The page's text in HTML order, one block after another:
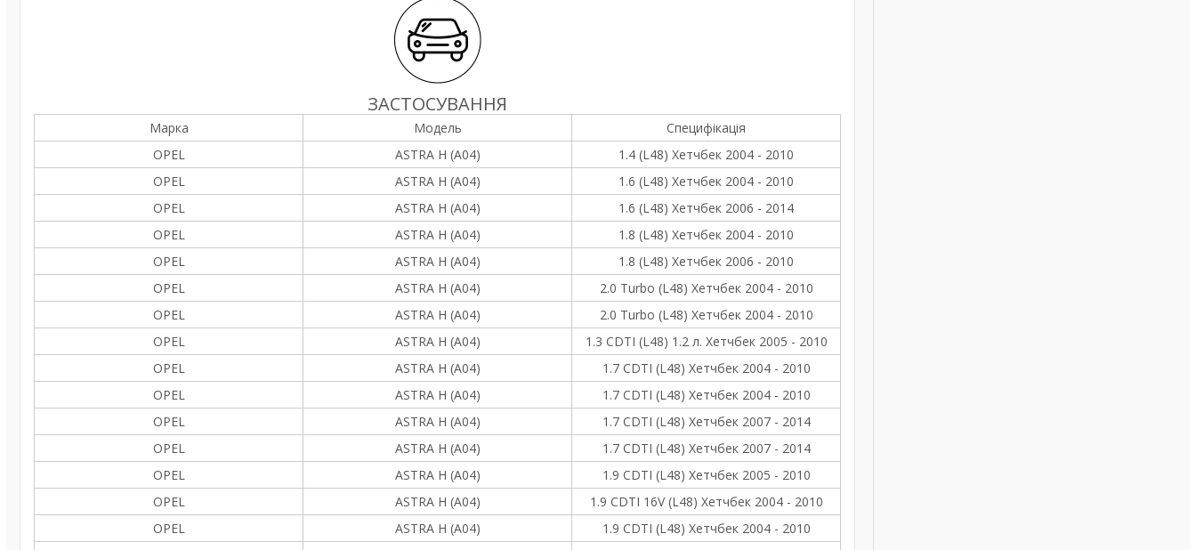
ЗАСТОСУВАННЯ
Марка Модель
Специфікація
OPEL
ASTRA H (A04)
1.4 (L48) Хетчбек 2004 - 2010
OPEL
ASTRA H (A04)
1.6 (L48) Хетчбек 2004 - 2010
OPEL
ASTRA H (A04)
1.6 (L48) Хетчбек 2006 - 2014
OPEL
ASTRA H (A04)
1.8 (L48) Хетчбек 2004 - 2010
OPEL
ASTRA H (A04)
1.8 (L48) Хетчбек 2006 - 2010
OPEL
ASTRA H (A04)
2.0 Turbo (L48) Хетчбек 2004 - 2010
OPEL
ASTRA H (A04)
2.0 Turbo (L48) Хетчбек 2004 - 2010
OPEL
ASTRA H (A04)
1.3 CDTI (L48) 1.2 л. Хетчбек 2005 - 2010
OPEL
ASTRA H (A04)
1.7 CDTI (L48) Хетчбек 2004 - 2010
OPEL
ASTRA H (A04)
1.7 CDTI (L48) Хетчбек 2004 - 2010
OPEL
ASTRA H (A04)
1.7 CDTI (L48) Хетчбек 2007 - 2014
OPEL
ASTRA H (A04)
1.7 CDTI (L48) Хетчбек 2007 - 2014
OPEL
ASTRA H (A04)
1.9 CDTI (L48) Хетчбек 2005 - 2010
OPEL
ASTRA H (A04)
1.9 CDTI 16V (L48) Хетчбек 2004 - 2010
OPEL
ASTRA H (A04)
1.9 CDTI (L48) Хетчбек 2004 - 2010